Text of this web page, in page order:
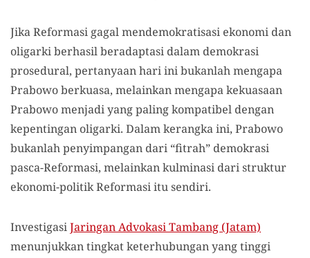
Jika Reformasi gagal mendemokratisasi ekonomi dan
oligarki berhasil beradaptasi dalam demokrasi
prosedural, pertanyaan hari ini bukanlah mengapa
Prabowo berkuasa, melainkan mengapa kekuasaan
Prabowo menjadi yang paling kompatibel dengan
kepentingan oligarki. Dalam kerangka ini, Prabowo
bukanlah penyimpangan dari “fitrah” demokrasi
pasca-Reformasi, melainkan kulminasi dari struktur
ekonomi-politik Reformasi itu sendiri.
InvestigasiJaringan Advokasi Tambang (Jatam)
menunjukkan tingkat keterhubungan yang tinggi